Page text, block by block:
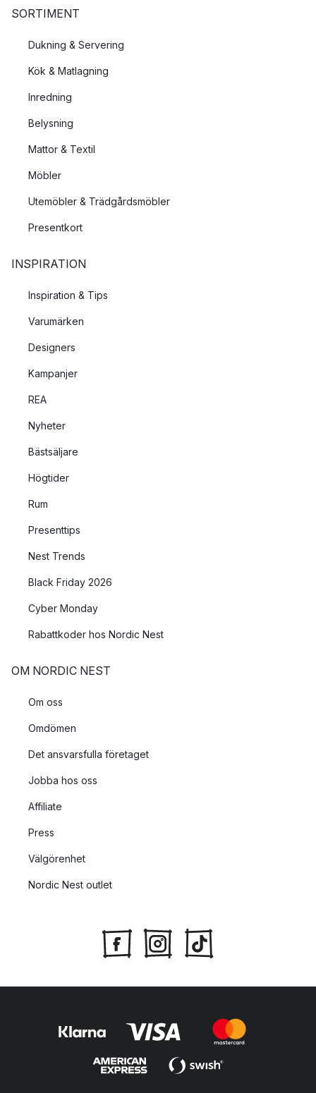
SORTIMENT
Dukning & Servering
Kök & Matlagning
Inredning
Belysning
Mattor & Textil
Möbler
Utemöbler & Trädgårdsmöbler
Presentkort
INSPIRATION
Inspiration & Tips
Varumärken
Designers
Kampanjer
REA
Nyheter
Bästsäljare
Högtider
Rum
Presenttips
Nest Trends
Black Friday 2026
Cyber Monday
Rabattkoder hos Nordic Nest
OM NORDIC NEST
Om oss
Omdömen
Det ansvarsfulla företaget
Jobba hos oss
Affiliate
Press
Välgörenhet
Nordic Nest outlet